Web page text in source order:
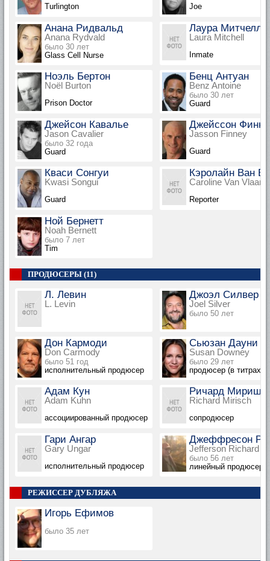
Turlington Joe
Анана Ридвальд
Anana Rydvald
было 30 лет
Glass Cell Nurse
Лаура Митчелл
Laura Mitchell
Inmate
Ноэль Бертон
Noël Burton
Prison Doctor
Бенц Антуан
Benz Antoine
было 30 лет
Guard
Джейсон Кавалье
Jason Cavalier
было 32 года
Guard
Джейссон Финни
Jasson Finney
Guard
Кваси Сонгуи
Kwasi Songui
Guard
Кэролайн Ван
Caroline Van
Reporter
Ной Бернетт
Noah Bernett
было 7 лет
Tim
ПРОДЮСЕРЫ (11)
Л. Левин
L. Levin
Джоэл Силвер
Joel Silver
было 50 лет
Дон Кармоди
Don Carmody
было 51 год
исполнительный продюсер
Сьюзан Дауни
Susan Downey
было 29 лет
продюсер (в титрах:
Адам Кун
Adam Kuhn
ассоциированный продюсер
Ричард Мириш
Richard Mirisch
сопродюсер
Гари Ангар
Gary Ungar
исполнительный продюсер
Джеффресон
Jefferson Richard
было 56 лет
линейный продюсер:
РЕЖИССЕР ДУБЛЯЖА
Игорь Ефимов
было 35 лет